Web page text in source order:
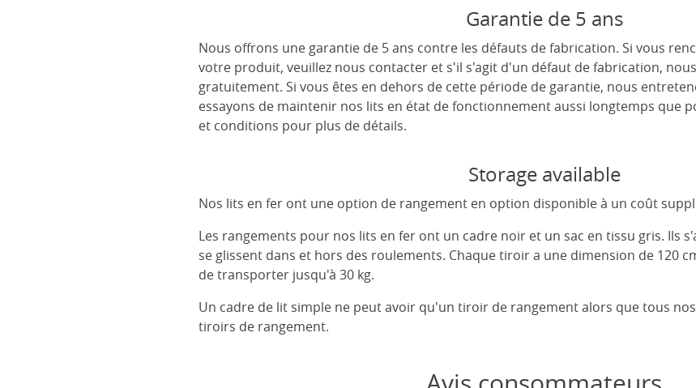
Garantie de 5 ans
Nous offrons une garantie de 5 ans contre les défauts de fabrication. Si vous
votre produit, veuillez nous contacter et s'il s'agit d'un défaut de fabrication,
gratuitement. Si vous êtes en dehors de cette période de garantie, nous
essayons de maintenir nos lits en état de fonctionnement aussi longtemps que
et conditions pour plus de détails.
Storage available
Nos lits en fer ont une option de rangement en option disponible à un coût
Les rangements pour nos lits en fer ont un cadre noir et un sac en tissu gris. Ils
se glissent dans et hors des roulements. Chaque tiroir a une dimension de 120
de transporter jusqu'à 30 kg.
Un cadre de lit simple ne peut avoir qu'un tiroir de rangement alors que tous
tiroirs de rangement.